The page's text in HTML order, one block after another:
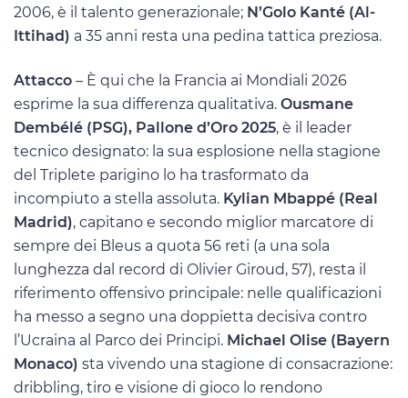
2006, è il talento generazionale; N’Golo Kanté (Al-
Ittihad) a 35 anni resta una pedina tattica preziosa.
Attacco – È qui che la Francia ai Mondiali 2026
esprime la sua differenza qualitativa. Ousmane
Dembélé (PSG), Pallone d’Oro 2025, è il leader
tecnico designato: la sua esplosione nella stagione
del Triplete parigino lo ha trasformato da
incompiuto a stella assoluta. Kylian Mbappé (Real
Madrid), capitano e secondo miglior marcatore di
sempre dei Bleus a quota 56 reti (a una sola
lunghezza dal record di Olivier Giroud, 57), resta il
riferimento offensivo principale: nelle qualificazioni
ha messo a segno una doppietta decisiva contro
l’Ucraina al Parco dei Principi. Michael Olise (Bayern
Monaco) sta vivendo una stagione di consacrazione:
dribbling, tiro e visione di gioco lo rendono